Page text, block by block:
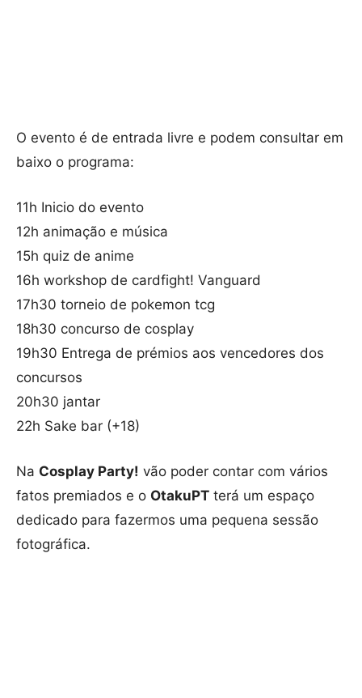
O evento é de entrada livre e podem consultar em
baixo o programa:
11h Inicio do evento
12h animação e música
15h quiz de anime
16h workshop de cardfight! Vanguard
17h30 torneio de pokemon tcg
18h30 concurso de cosplay
19h30 Entrega de prémios aos vencedores dos
concursos
20h30 jantar
22h Sake bar (+18)
Na Cosplay Party! vão poder contar com vários
fatos premiados e o OtakuPT terá um espaço
dedicado para fazermos uma pequena sessão
fotográfica.